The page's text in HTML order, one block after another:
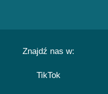
Znajdź nas w:
TikTok